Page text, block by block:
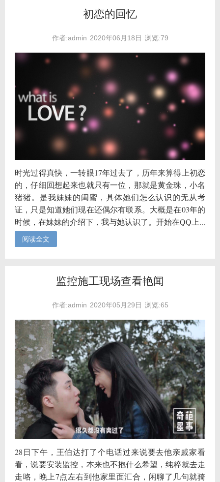
初恋的回忆
作者:admin 2020年06月18日 浏览:79
时光过得真快，一转眼17年过去了，历年来算得上初恋
的，仔细回想起来也就只有一位，那就是黄金珠，小名
猪猪。是我妹妹的闺蜜，具体她们怎么认识的无从考
证，只是知道她们现在还偶尔有联系。大概是在03年的
时候，在妹妹的介绍下，我与她认识了。开始在QQ上...
阅读全文
监控施工现场查看艳闻
作者:admin 2020年05月29日 浏览:65
28日下午，王伯达打了个电话过来说要去他亲戚家看
看，说要安装监控，本来也不抱什么希望，纯粹就去走
走咯，晚上7点左右到他家里面汇合，闲聊了几句就骑